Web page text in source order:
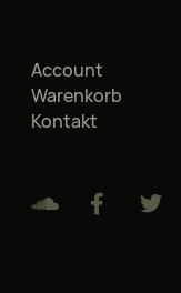
Account
Warenkorb
Kontakt